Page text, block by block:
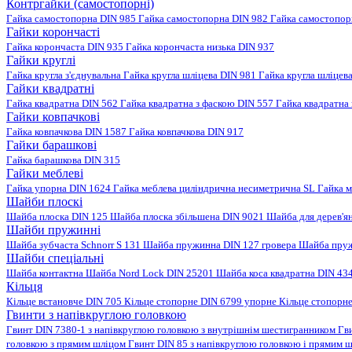
Контргайки (самостопорні)
Гайка самостопорна DIN 985 Гайка самостопорна DIN 982 Гайка
Гайки корончасті
Гайка корончаста DIN 935 Гайка корончаста низька DIN 937
Гайки круглі
Гайка кругла з'єднувальна Гайка кругла шліцева DIN 981 Гайка кругла
Гайки квадратні
Гайка квадратна DIN 562 Гайка квадратна з фаскою DIN 557 Гайка
Гайки ковпачкові
Гайка ковпачкова DIN 1587 Гайка ковпачкова DIN 917
Гайки барашкові
Гайка барашкова DIN 315
Гайки меблеві
Гайка упорна DIN 1624 Гайка меблева циліндрична несиметрична SL Гайка
Шайби плоскі
Шайба плоска DIN 125 Шайба плоска збільшена DIN 9021 Шайба для
Шайби пружинні
Шайба зубчаста Schnorr S 131 Шайба пружинна DIN 127 гровера Шайба
Шайби спеціальні
Шайба контактна Шайба Nord Lock DIN 25201 Шайба коса квадратна DIN
Кільця
Кільце встановче DIN 705 Кільце стопорне DIN 6799 упорне Кільце
Гвинти з напівкруглою головкою
Гвинт DIN 7380-1 з напівкруглою головкою з внутрішнім шестигранником
головкою з прямим шліцом Гвинт DIN 85 з напівкруглою головкою і прямим